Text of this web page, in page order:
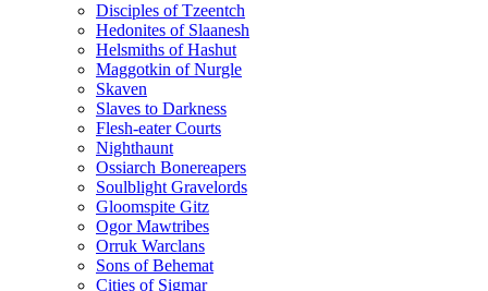
Disciples of Tzeentch
Hedonites of Slaanesh
Helsmiths of Hashut
Maggotkin of Nurgle
Skaven
Slaves to Darkness
Flesh-eater Courts
Nighthaunt
Ossiarch Bonereapers
Soulblight Gravelords
Gloomspite Gitz
Ogor Mawtribes
Orruk Warclans
Sons of Behemat
Cities of Sigmar